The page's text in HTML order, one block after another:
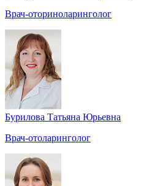
Врач-оториноларинголог
Бурилова Татьяна Юрьевна
Врач-отоларинголог